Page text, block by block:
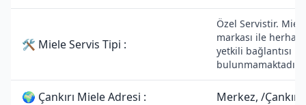
🛠 Miele Servis Tipi :
Özel Servistir. Miele
markası ile
yetkili bağlantısı
bulunmamaktadır.
🌍 Çankırı Miele Adresi : Merkez, /Çankırı